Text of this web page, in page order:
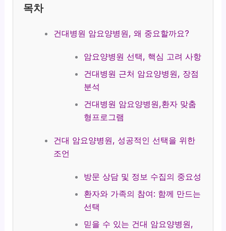
목차
건대병원 암요양병원, 왜 중요할까요?
암요양병원 선택, 핵심 고려 사항
건대병원 근처 암요양병원, 장점
분석
건대병원 암요양병원,환자 맞춤
형프로그램
건대 암요양병원, 성공적인 선택을 위한
조언
방문 상담 및 정보 수집의 중요성
환자와 가족의 참여: 함께 만드는
선택
믿을 수 있는 건대 암요양병원,